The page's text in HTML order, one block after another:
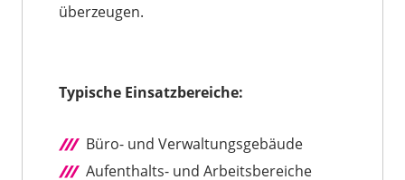
überzeugen.
Typische Einsatzbereiche:
Büro- und Verwaltungsgebäude
Aufenthalts- und Arbeitsbereiche